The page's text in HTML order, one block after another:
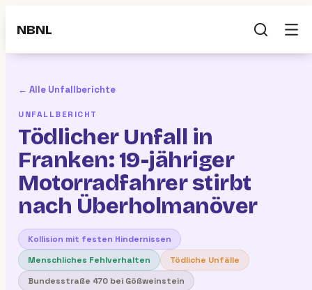
NBNL
← Alle Unfallberichte
UNFALLBERICHT
Tödlicher Unfall in
Franken: 19-jähriger
Motorradfahrer stirbt
nach Überholmanöver
Kollision mit festen Hindernissen
Menschliches Fehlverhalten
Tödliche Unfälle
Bundesstraße 470 bei Gößweinstein